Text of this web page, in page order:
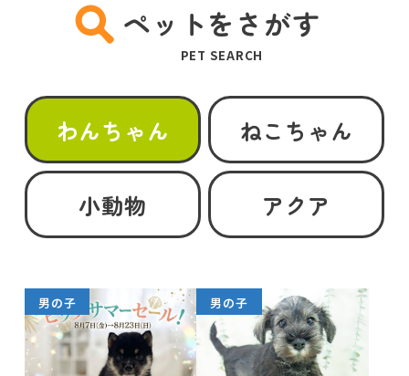
ペットをさがす
PET SEARCH
わんちゃん ねこちゃん
小動物 アクア
男の子 男の子